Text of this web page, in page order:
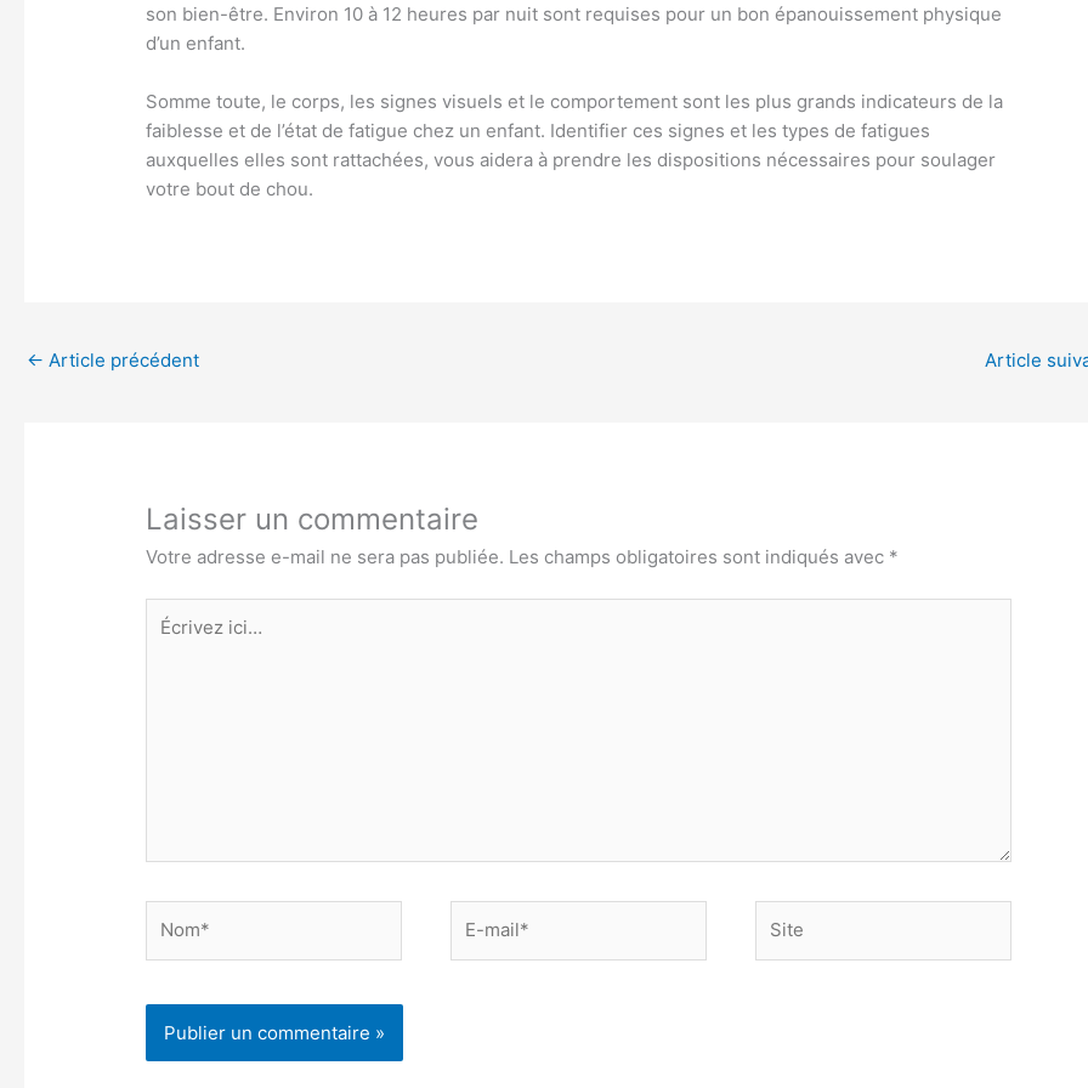
son bien-être. Environ 10 à 12 heures par nuit sont requises pour un bon épanouissement physique
d’un enfant.
Somme toute, le corps, les signes visuels et le comportement sont les plus grands indicateurs de la
faiblesse et de l’état de fatigue chez un enfant. Identifier ces signes et les types de fatigues
auxquelles elles sont rattachées, vous aidera à prendre les dispositions nécessaires pour soulager
votre bout de chou.
← Article précédent Article
Laisser un commentaire
Votre adresse e-mail ne sera pas publiée. Les champs obligatoires sont indiqués avec *
Écrivez
ici…
mail*